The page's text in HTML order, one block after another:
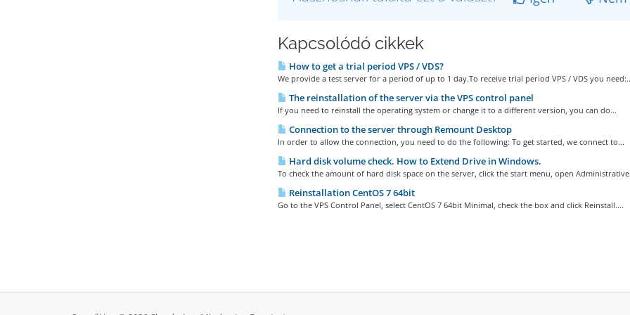
Kapcsolódó cikkek
How to get a trial period VPS / VDS?
We provide a test server for a period of up to 1 day.To receive trial period VPS / VDS you
The reinstallation of the server via the VPS control panel
If you need to reinstall the operating system or change it to a different version, you can do...
Connection to the server through Remount Desktop
In order to allow the connection, you need to do the following: To get started, we connect to...
Hard disk volume check. How to Extend Drive in Windows.
To check the amount of hard disk space on the server, click the start menu, open
Reinstallation CentOS 7 64bit
Go to the VPS Control Panel, select CentOS 7 64bit Minimal, check the box and click Reinstall....